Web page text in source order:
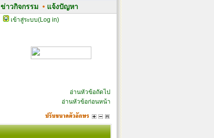
ข่าวกิจกรรม• แจ้งปัญหา
เข้าสู่ระบบ(Log in)
อ่านหัวข้อถัดไป
อ่านหัวข้อก่อนหน้า